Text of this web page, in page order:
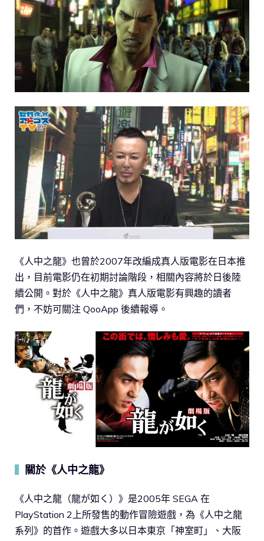
《人中之龍》也曾於2007年改編成真人版電影在日本推
出，目前電影仍在初期討論階段，相關內容將於日後陸
續公開。對於《人中之龍》真人版電影有興趣的讀者
們，不妨可關注 QooApp 後續報導。
關於《人中之龍》
《人中之龍（龍が如く）》是2005年 SEGA 在
PlayStation 2上所發售的動作冒險遊戲，為《人中之龍
系列》的首作。遊戲大多以日本東京「神室町」、大阪